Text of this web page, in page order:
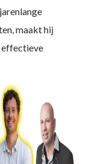
maakt hij
effectieve